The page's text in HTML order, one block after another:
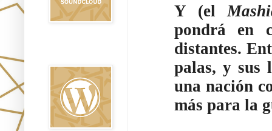
Y (el
pondrá en
distantes.
palas, y sus
una nación
más para la